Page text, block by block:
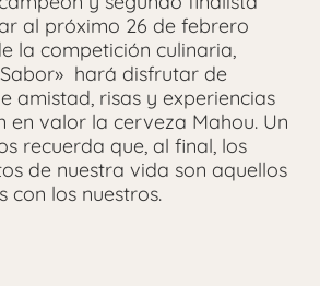
al próximo 26 de febrero
la competición culinaria,
hará disfrutar de
amistad, risas y experiencias
en valor la cerveza Mahou. Un
recuerda que, al final, los
de nuestra vida son aquellos
con los nuestros.